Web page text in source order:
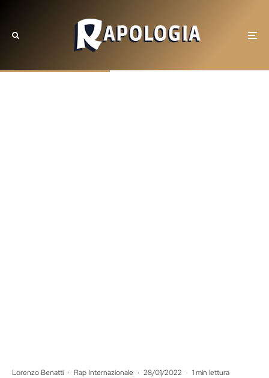
Lorenzo Benatti · Rap Internazionale · 28/01/2022 · 1 min lettura